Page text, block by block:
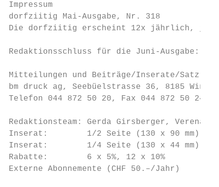
Impressum
dorfziitig Mai-Ausgabe, Nr. 318
Die dorfziitig erscheint 12x jährlich,
Redaktionsschluss für die Juni-Ausgabe:
Mitteilungen und Beiträge/Inserate/Satz
bm druck ag, Seebüelstrasse 36, 8185 Winkel
Telefon 044 872 50 20, Fax 044 872 50 24,
Redaktionsteam: Gerda Girsberger,
Inserat:        1/2 Seite (130 x 90 mm)
Inserat:        1/4 Seite (130 x 44 mm)
Rabatte:        6 x 5%, 12 x 10%
Externe Abonnemente (CHF 50.–/Jahr)